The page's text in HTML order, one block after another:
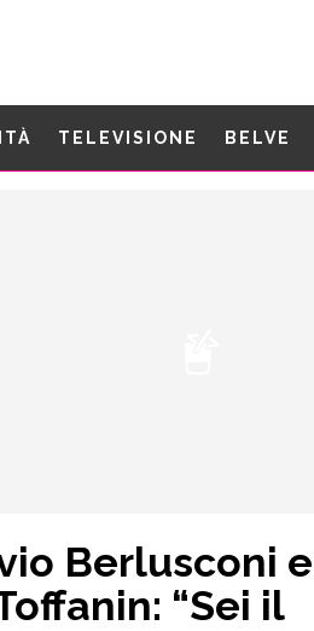
TELEVISIONE BELVE
Berlusconi e
“Sei il